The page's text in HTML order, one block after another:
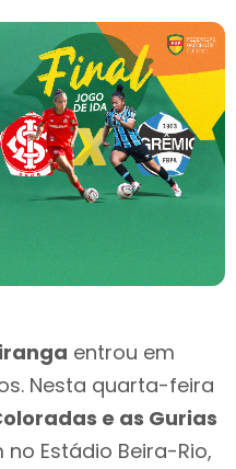
entrou em
Nesta quarta-feira
e as Gurias
Estádio Beira-Rio,